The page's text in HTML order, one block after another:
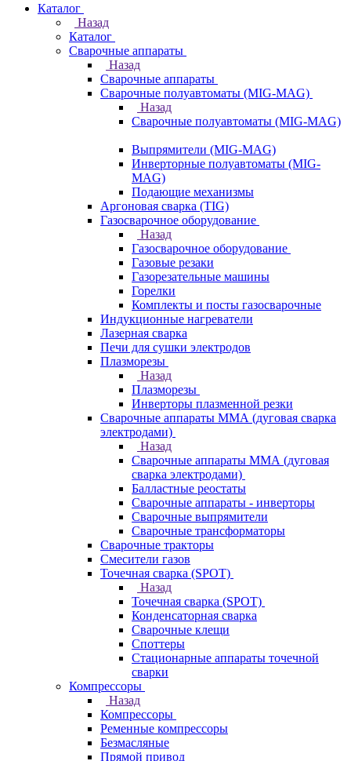
Каталог
Назад
Каталог
Сварочные аппараты
Назад
Сварочные аппараты
Сварочные полуавтоматы (MIG-MAG)
Назад
Сварочные полуавтоматы (MIG-MAG)
Выпрямители (MIG-MAG)
Инверторные полуавтоматы (MIG-
MAG)
Подающие механизмы
Аргоновая сварка (TIG)
Газосварочное оборудование
Назад
Газосварочное оборудование
Газовые резаки
Газорезательные машины
Горелки
Комплекты и посты газосварочные
Индукционные нагреватели
Лазерная сварка
Печи для сушки электродов
Плазморезы
Назад
Плазморезы
Инверторы плазменной резки
Сварочные аппараты ММА (дуговая сварка
электродами)
Назад
Сварочные аппараты ММА (дуговая
сварка электродами)
Балластные реостаты
Сварочные аппараты - инверторы
Сварочные выпрямители
Сварочные трансформаторы
Сварочные тракторы
Смесители газов
Точечная сварка (SPOT)
Назад
Точечная сварка (SPOT)
Конденсаторная сварка
Сварочные клещи
Споттеры
Стационарные аппараты точечной
сварки
Компрессоры
Назад
Компрессоры
Ременные компрессоры
Безмасляные
Прямой привод